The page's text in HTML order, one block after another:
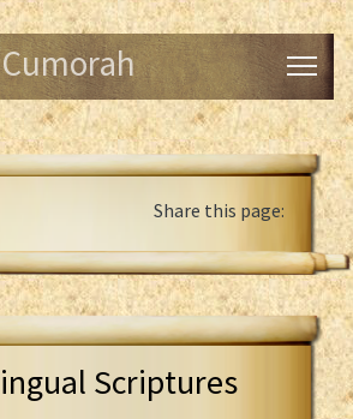
Cumorah
Share this page:
Scriptures